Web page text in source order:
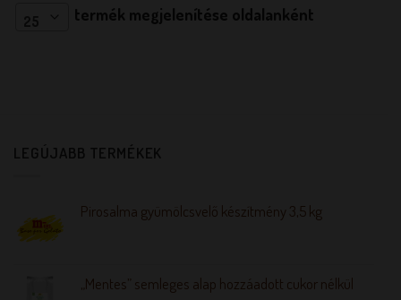
termék megjelenítése oldalanként
LEGÚJABB TERMÉKEK
Pirosalma gyümölcsvelő készítmény 3,5 kg
„Mentes” semleges alap hozzáadott cukor nélkül